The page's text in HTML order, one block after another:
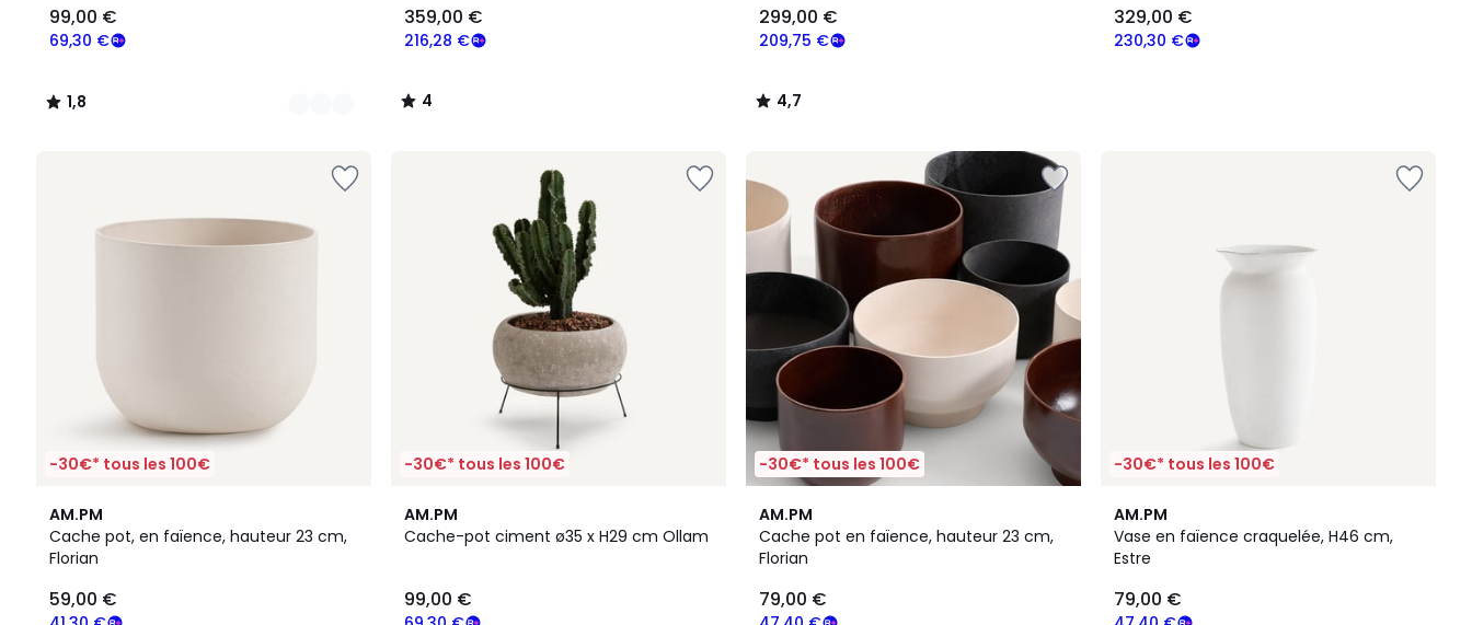
€
souscrivez
programme
69,30 €
99,00 €
1,8
/
216,28 €
359,00 €
4
/
209,75 €
299,00 €
4,7
/
230,30 €
329,00 €
-30€* tous les 100€
AM.PM
Cache pot, en faïence, hauteur 23 cm,
Florian
59,00 €
4,4
/ 5
4
Couleurs
-30€* tous les 100€
AM.PM
Cache-pot ciment ø35 x H29 cm Ollam
99,00 €
4,7
/ 5
-30€* tous les 100€
AM.PM
Cache pot en faïence, hauteur 23 cm,
Florian
79,00 €
3
/
5
4
Couleurs
-30€* tous les 100€
AM.PM
Vase en faïence craquelée, H46 cm,
Estre
79,00 €